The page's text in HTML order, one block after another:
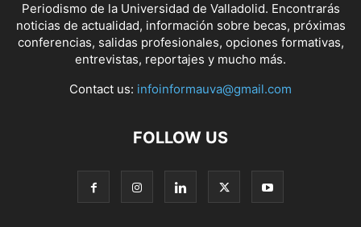
Periodismo de la Universidad de Valladolid. Encontrarás
noticias de actualidad, información sobre becas, próximas
conferencias, salidas profesionales, opciones formativas,
entrevistas, reportajes y mucho más.
Contact us: infoinformauva@gmail.com
FOLLOW US